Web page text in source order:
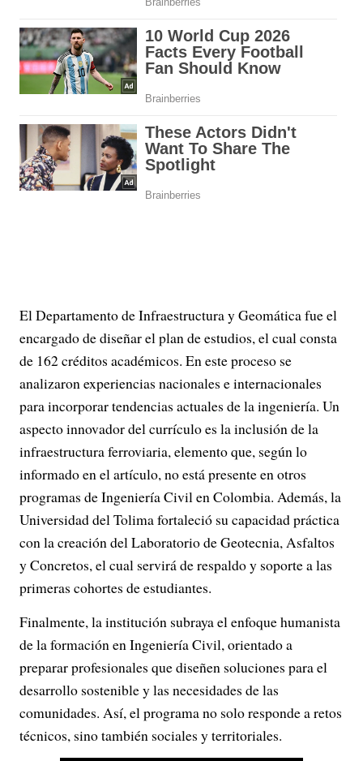
El Departamento de Infraestructura y Geomática fue el
encargado de diseñar el plan de estudios, el cual consta
de 162 créditos académicos. En este proceso se
analizaron experiencias nacionales e internacionales
para incorporar tendencias actuales de la ingeniería. Un
aspecto innovador del currículo es la inclusión de la
infraestructura ferroviaria, elemento que, según lo
informado en el artículo, no está presente en otros
programas de Ingeniería Civil en Colombia. Además, la
Universidad del Tolima fortaleció su capacidad práctica
con la creación del Laboratorio de Geotecnia, Asfaltos
y Concretos, el cual servirá de respaldo y soporte a las
primeras cohortes de estudiantes.
Finalmente, la institución subraya el enfoque humanista
de la formación en Ingeniería Civil, orientado a
preparar profesionales que diseñen soluciones para el
desarrollo sostenible y las necesidades de las
comunidades. Así, el programa no solo responde a retos
técnicos, sino también sociales y territoriales.